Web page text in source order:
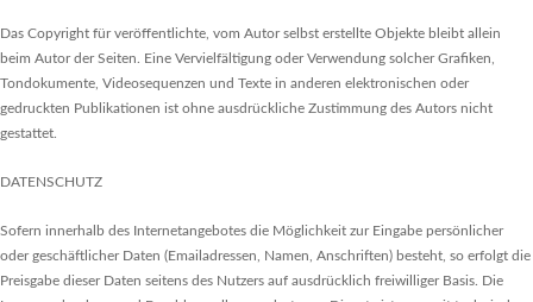
Das Copyright für veröffentlichte, vom Autor selbst erstellte Objekte bleibt allein
beim Autor der Seiten. Eine Vervielfältigung oder Verwendung solcher Grafiken,
Tondokumente, Videosequenzen und Texte in anderen elektronischen oder
gedruckten Publikationen ist ohne ausdrückliche Zustimmung des Autors nicht
gestattet.
DATENSCHUTZ
Sofern innerhalb des Internetangebotes die Möglichkeit zur Eingabe persönlicher
oder geschäftlicher Daten (Emailadressen, Namen, Anschriften) besteht, so erfolgt die
Preisgabe dieser Daten seitens des Nutzers auf ausdrücklich freiwilliger Basis. Die